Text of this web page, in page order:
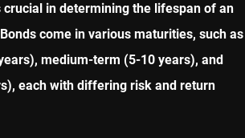
in determining the lifespan of an
come in various maturities, such as
medium-term (5-10 years), and
each with differing risk and return